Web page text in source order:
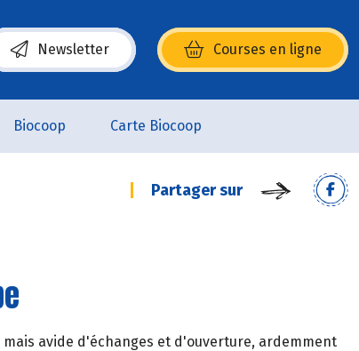
Newsletter Courses en ligne
dans une nouvelle fenêtre)
Biocoop Carte Biocoop
Partager sur
avide d'échanges et d'ouverture, ardemment